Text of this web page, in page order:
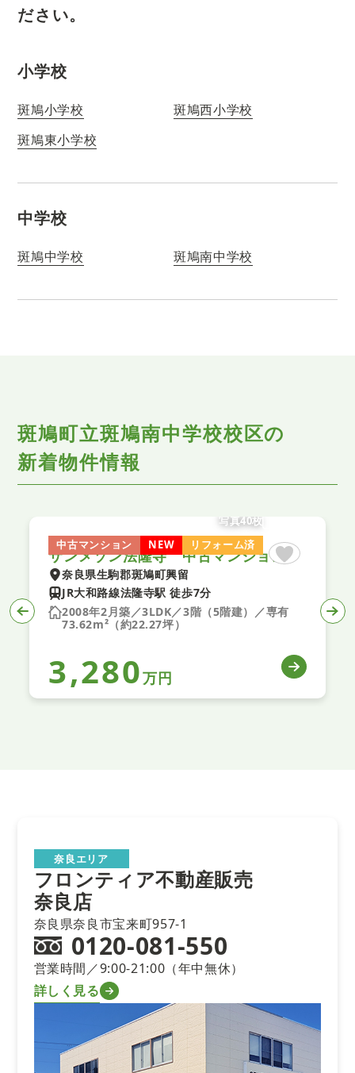
ださい。
小学校
斑鳩小学校
斑鳩西小学校
斑鳩東小学校
中学校
斑鳩中学校 斑鳩南中学校
斑鳩町立斑鳩南中学校校区の
新着物件情報
中古マンション NEW リフォーム済
写真40枚
サンメゾン法隆寺 中古マンション
奈良県生駒郡斑鳩町興留
JR大和路線法隆寺駅 徒歩7分
2008年2月築／3LDK／3階（5階建）／専有
73.62m²（約22.27坪）
3,280万円
奈良エリア
フロンティア不動産販売
奈良店
奈良県奈良市宝来町957-1
0120-081-550
営業時間／9:00-21:00（年中無休）
詳しく見る